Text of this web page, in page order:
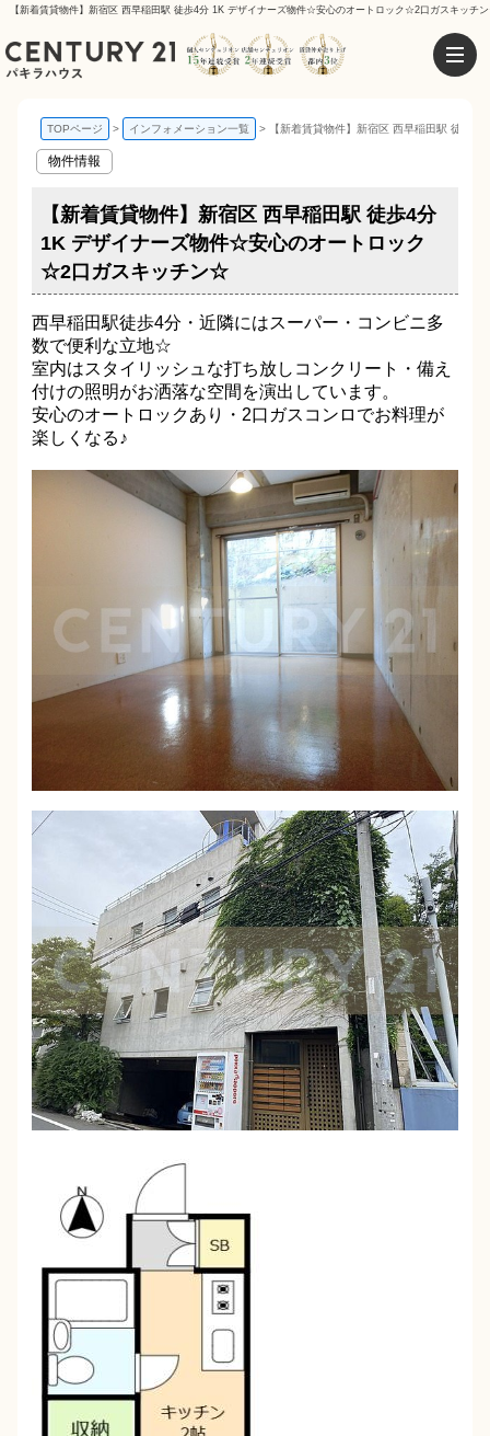
【新着賃貸物件】新宿区 西早稲田駅 徒歩4分 1K デザイナーズ物件☆安心のオートロック☆2口ガスキッチ
TOPページ インフォメーション一覧 【新着賃貸物件】新宿区 西早稲田駅 徒歩
物件情報
【新着賃貸物件】新宿区 西早稲田駅 徒歩4分
1K デザイナーズ物件☆安心のオートロック
☆2口ガスキッチン☆
西早稲田駅徒歩4分・近隣にはスーパー・コンビニ多
数で便利な立地☆
室内はスタイリッシュな打ち放しコンクリート・備え
付けの照明がお洒落な空間を演出しています。
安心のオートロックあり・2口ガスコンロでお料理が
楽しくなる♪